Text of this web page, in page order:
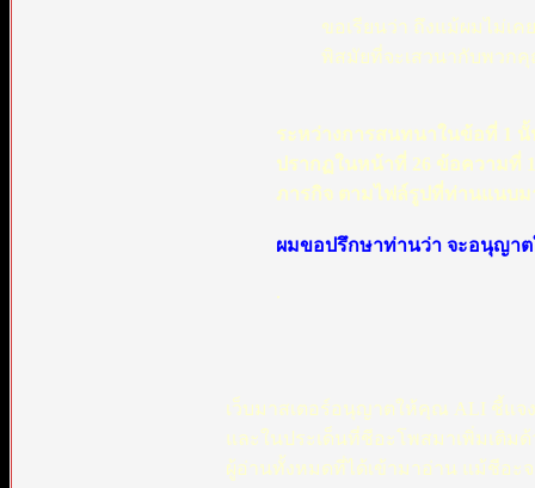
ขอเรียนว่า ถึงแม้ผมไม่เ
พิสมัยที่จะเสวนากับพวกคุ
ระหว่างการสนทนาในข้อที่ 1
ปรากฏในหน้าที่ 26 ข้อความที่
ภารกิจ ตามไฟล์รูปที่ท่านแนบ
ผมขอปรึกษาท่านว่า จะอนุญาต
.
เว็บมาสเตอร์อนุญาตให้คุณ ALI ชี้แจ
และในประเด็นที่ชีอะโพสมาเพิ่มเติม
ผู้อ่านทั้งหมดที่ได้เข้ามาอ่าน แม้ชีอะ